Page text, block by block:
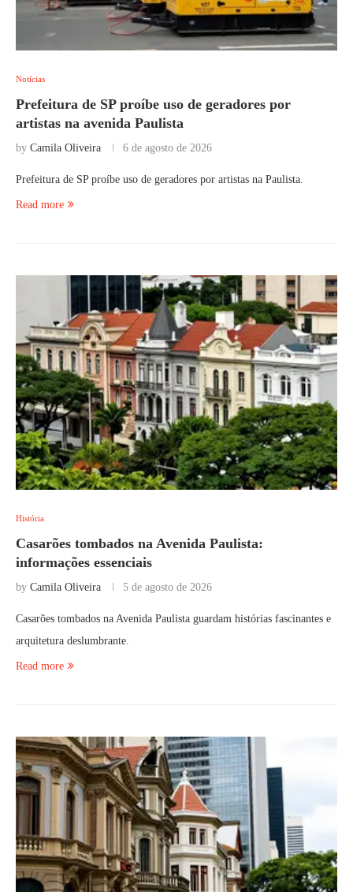
Notícias
Prefeitura de SP proíbe uso de geradores por
artistas na avenida Paulista
by Camila Oliveira 6 de agosto de 2026
Prefeitura de SP proíbe uso de geradores por artistas na Paulista.
Read more
História
Casarões tombados na Avenida Paulista:
informações essenciais
by Camila Oliveira 5 de agosto de 2026
Casarões tombados na Avenida Paulista guardam histórias fascinantes e
arquitetura deslumbrante.
Read more